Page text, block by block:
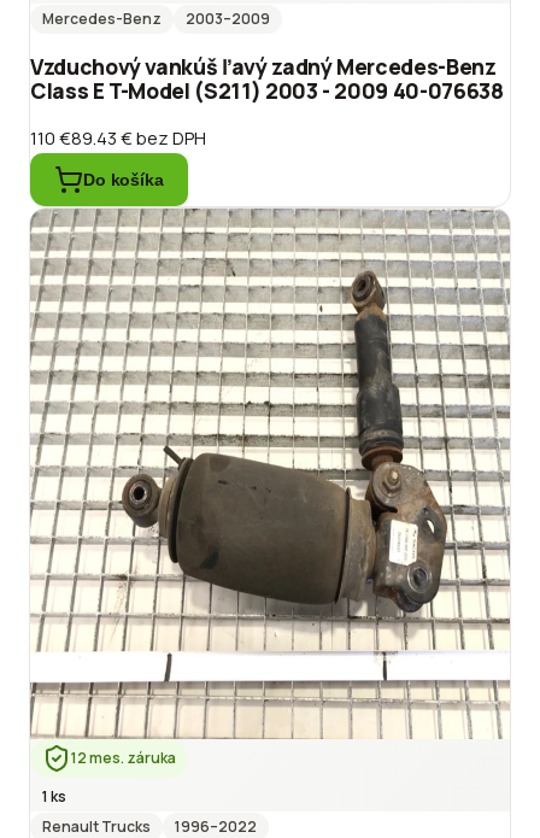
Mercedes-Benz
2003–2009
Vzduchový vankúš ľavý zadný Mercedes-Benz
Class E T-Model (S211) 2003 - 2009 40-076638
110 €89.43 €bez DPH
Do košíka
12 mes. záruka
1 ks
Renault Trucks
1996–2022